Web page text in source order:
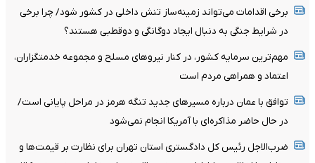
برخی اقدامات می‌تواند زمینه‌ساز تنش داخلی در کشور شود/ چرا برخی
در شرایط جنگی به دنبال ایجاد دوگانگی و دوقطبی هستند؟
مهم‌ترین سرمایه کشور، در کنار نیروهای مسلح و مجموعه خدمتگزاران،
اعتماد و همراهی مردم است
توافق با عمان درباره مسیرهای جدید تنگه هرمز در مراحل پایانی است/
در حال حاضر مذاکره‌ای با آمریکا انجام نمی‌شود
ضرب‌الاجل رئیس کل دادگستری استان تهران برای نظارت بر قیمت‌ها و